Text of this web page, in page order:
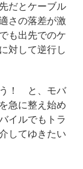
だとケーブル
さの落差が激
も出先でのケ
対して逆行し
！ と、モバ
急に整え始め
イルでもトラ
してゆきたい